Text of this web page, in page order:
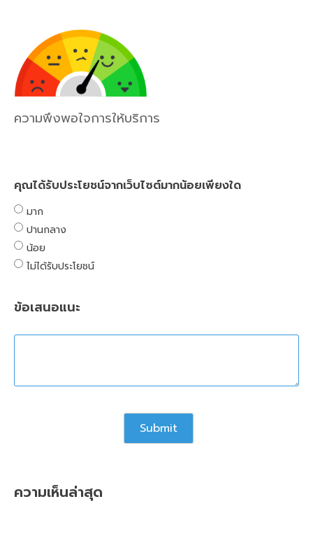
ความพึงพอใจการให้บริการ
คุณได้รับประโยชน์จากเว็บไซต์มากน้อยเพียงใด
มาก
ปานกลาง
น้อย
ไม่ได้รับประโยชน์
ข้อเสนอแนะ
ความเห็นล่าสุด